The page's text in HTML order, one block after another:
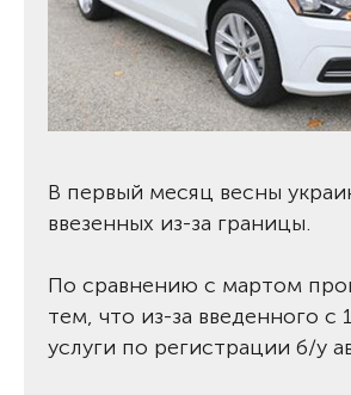
В первый месяц весны
ввезенных из-за границы.
По сравнению с мартом
тем, что из-за введенного
услуги по регистрации б/у